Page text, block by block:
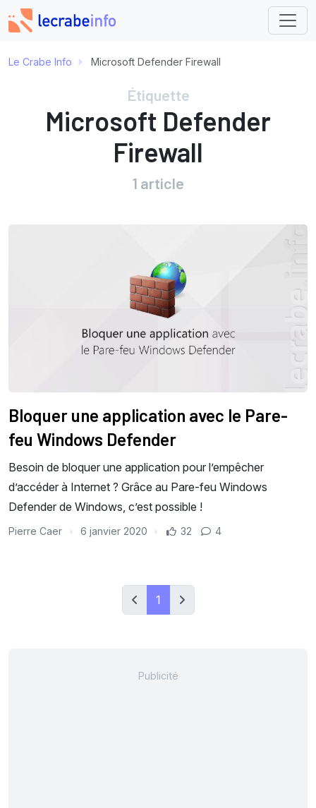
Le Crabe Info Microsoft Defender Firewall
Étiquette
Microsoft Defender
Firewall
1 article
Bloquer une application avec le Pare-
feu Windows Defender
Besoin de bloquer une application pour l’empêcher
d’accéder à Internet ? Grâce au Pare-feu Windows
Defender de Windows, c’est possible !
Pierre Caer 6 janvier 2020 32 4
1